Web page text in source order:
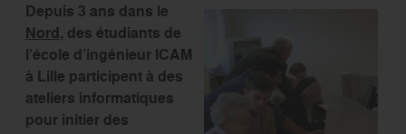
Depuis 3 ans dans le
Nord, des étudiants de
l’école d’ingénieur ICAM
à Lille participent à des
ateliers informatiques
pour initier des